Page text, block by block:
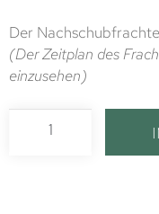
Der
(Der Zeitplan des
einzusehen)